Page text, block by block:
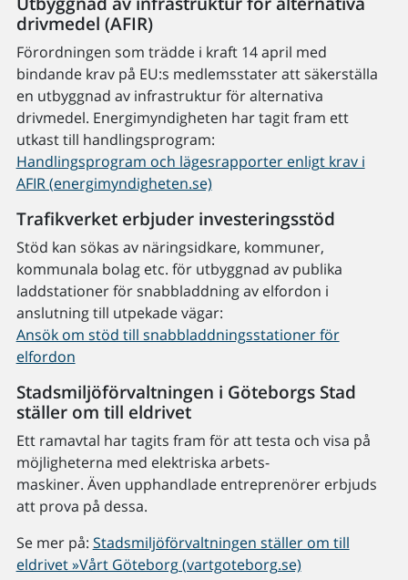
drivmedel (AFIR)
Förordningen som trädde i kraft 14 april med
bindande krav på EU:s medlemsstater att säkerställa
en utbyggnad av infrastruktur för alternativa
drivmedel. Energimyndigheten har tagit fram ett
utkast till handlingsprogram:
Handlingsprogram och lägesrapporter enligt krav i
AFIR (energimyndigheten.se)
Trafikverket erbjuder investeringsstöd
Stöd kan sökas av näringsidkare, kommuner,
kommunala bolag etc. för utbyggnad av publika
laddstationer för snabbladdning av elfordon i
anslutning till utpekade vägar:
Ansök om stöd till snabbladdningsstationer för
elfordon
Stadsmiljöförvaltningen i Göteborgs Stad
ställer om till eldrivet
Ett ramavtal har tagits fram för att testa och visa på
möjligheterna med elektriska arbets-
maskiner. Även upphandlade entreprenörer erbjuds
att prova på dessa.
Se mer på: Stadsmiljöförvaltningen ställer om till
eldrivet »Vårt Göteborg (vartgoteborg.se)